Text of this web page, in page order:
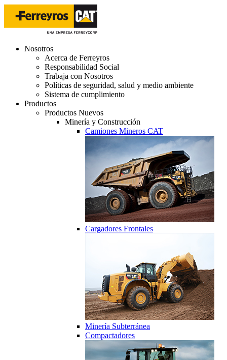
Nosotros
Acerca de Ferreyros
Responsabilidad Social
Trabaja con Nosotros
Políticas de seguridad, salud y medio ambiente
Sistema de cumplimiento
Productos
Productos Nuevos
Minería y Construcción
Camiones Mineros CAT
Cargadores Frontales
Minería Subterránea
Compactadores